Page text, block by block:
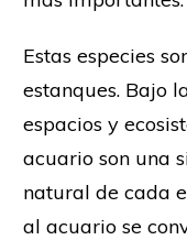
Estas especies
estanques. Bajo
espacios y
acuario son una
natural de cada
al acuario se